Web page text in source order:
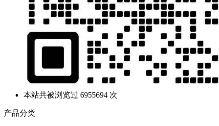
本站共被浏览过 6955694 次
产品分类